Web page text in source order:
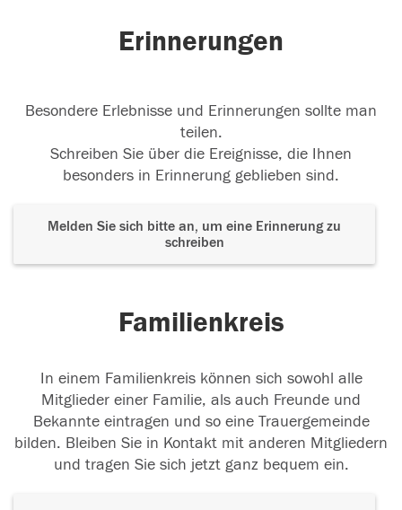
Erinnerungen
Besondere Erlebnisse und Erinnerungen sollte man
teilen.
Schreiben Sie über die Ereignisse, die Ihnen
besonders in Erinnerung geblieben sind.
Melden Sie sich bitte an, um eine Erinnerung zu
schreiben
Familienkreis
In einem Familienkreis können sich sowohl alle
Mitglieder einer Familie, als auch Freunde und
Bekannte eintragen und so eine Trauergemeinde
bilden. Bleiben Sie in Kontakt mit anderen Mitgliedern
und tragen Sie sich jetzt ganz bequem ein.